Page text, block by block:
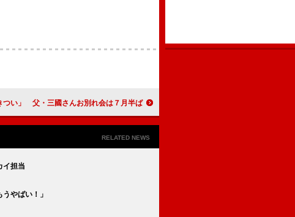
え初体験で「５０過ぎると体勢きつい」 父・三國さんお別れ会は７月半ば
RELATED NEWS
イ担当
やばい！」